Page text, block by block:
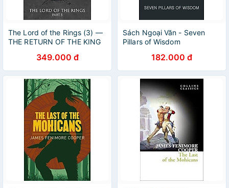
The Lord of the Rings (3) —
THE RETURN OF THE KING
349.000 đ
Sách Ngoại Văn - Seven
Pillars of Wisdom
World Literature) Paperback
by T. E. Lawrence (Author)
182.000 đ